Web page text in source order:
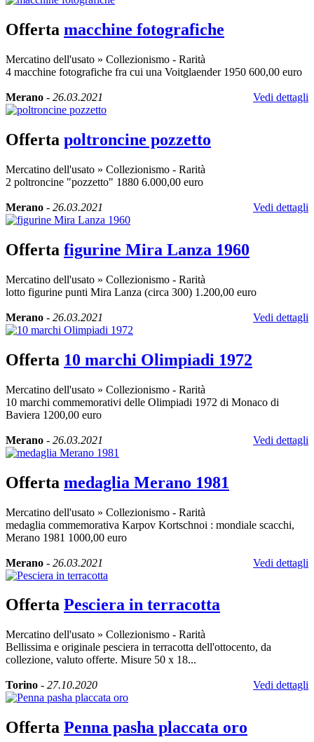
Offerta macchine fotografiche
Mercatino dell'usato » Collezionismo - Rarità
4 macchine fotografiche fra cui una Voitglaender 1950 600,00 euro
Merano - 26.03.2021 Vedi dettagli
Offerta poltroncine pozzetto
Mercatino dell'usato » Collezionismo - Rarità
2 poltroncine "pozzetto" 1880 6.000,00 euro
Merano - 26.03.2021 Vedi dettagli
Offerta figurine Mira Lanza 1960
Mercatino dell'usato » Collezionismo - Rarità
lotto figurine punti Mira Lanza (circa 300) 1.200,00 euro
Merano - 26.03.2021 Vedi dettagli
Offerta 10 marchi Olimpiadi 1972
Mercatino dell'usato » Collezionismo - Rarità
10 marchi commemorativi delle Olimpiadi 1972 di Monaco di
Baviera 1200,00 euro
Merano - 26.03.2021 Vedi dettagli
Offerta medaglia Merano 1981
Mercatino dell'usato » Collezionismo - Rarità
medaglia commemorativa Karpov Kortschnoi : mondiale scacchi,
Merano 1981 1000,00 euro
Merano - 26.03.2021 Vedi dettagli
Offerta Pesciera in terracotta
Mercatino dell'usato » Collezionismo - Rarità
Bellissima e originale pesciera in terracotta dell'ottocento, da
collezione, valuto offerte. Misure 50 x 18...
Torino - 27.10.2020 Vedi dettagli
Offerta Penna pasha placcata oro